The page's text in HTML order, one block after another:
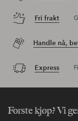
Fri frakt
Handle nå,
Express
Første kjøp? Vi